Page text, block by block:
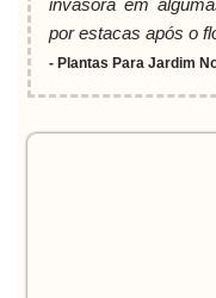
invasora em
por estacas após o